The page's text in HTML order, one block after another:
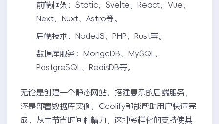
前端框架：Static、Svelte、React、Vue、
Next、Nuxt、Astro等。
后端技术：NodeJS、PHP、Rust等。
数据库服务：MongoDB、MySQL、
PostgreSQL、RedisDB等。
无论是创建一个静态网站、搭建复杂的后端服务，
还是部署数据库实例，Coolify都能帮助用户快速完
成，从而节省时间和精力。这种多样化的支持使其